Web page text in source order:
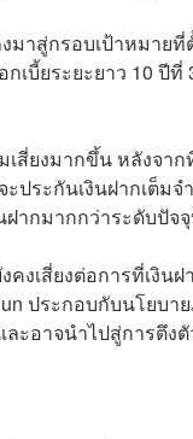
าสู่กรอบเป้าหมาย
บี้ยระยะยาว 10 ปี
ยงมากขึ้น หลังจาก
ระกันเงินฝากเต็ม
ากมากกว่าระดับปัจ
งเสี่ยงต่อการที่เงิน
ประกอบกับนโย
อาจนำไปสู่การตึง